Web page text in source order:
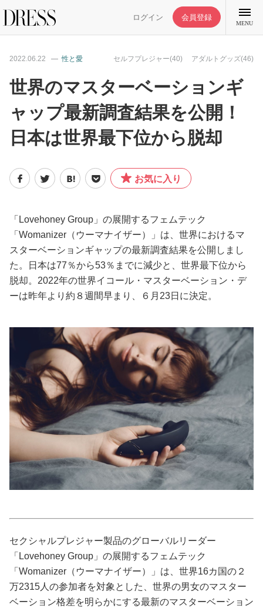
ログイン 会員登録
MENU
特集記事
DRESS部活
ライフスタイル
ファッション
恋愛/結婚/離婚
美容/健康
妊娠/出産/家族
ココロ/カラダ
グルメ
トラベル
性と愛
ゲーム
2022.06.22 性と愛 セルフプレジャー(40) アダルトグッズ(46)
世界のマスターベーションギ
ャップ最新調査結果を公開！
日本は世界最下位から脱却
お気に入り
「Lovehoney Group」の展開するフェムテック
「Womanizer（ウーマナイザー）」は、世界におけるマ
スターベーションギャップの最新調査結果を公開しまし
た。日本は77％から53％までに減少と、世界最下位から
脱却。2022年の世界イコール・マスターベーション・デ
ーは昨年より約８週間早まり、６月23日に決定。
セクシャルプレジャー製品のグローバルリーダー
「Lovehoney Group」の展開するフェムテック
「Womanizer（ウーマナイザー）」は、世界16カ国の２
万2315人の参加者を対象とした、世界の男女のマスター
ベーション格差を明らかにする最新のマスターベーション